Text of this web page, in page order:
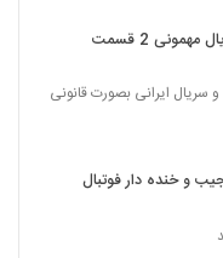
دانلود سریال مهمونی 2 قسمت
و سریال ایرانی بصورت قانونی
و خنده دار فوتبال